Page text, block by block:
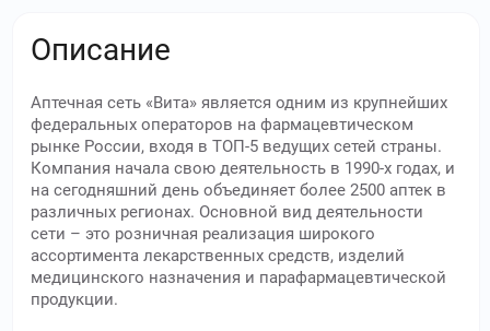
Описание
Аптечная сеть «Вита» является одним из крупнейших
федеральных операторов на фармацевтическом
рынке России, входя в ТОП-5 ведущих сетей страны.
Компания начала свою деятельность в 1990-х годах, и
на сегодняшний день объединяет более 2500 аптек в
различных регионах. Основной вид деятельности
сети – это розничная реализация широкого
ассортимента лекарственных средств, изделий
медицинского назначения и парафармацевтической
продукции.